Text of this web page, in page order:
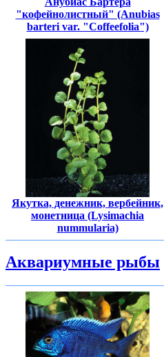
"кофейнолистный" (Anubias
barteri var. "Coffeefolia")
Якутка, денежник, вербейник,
монетница (Lysimachia
nummularia)
Аквариумные рыбы